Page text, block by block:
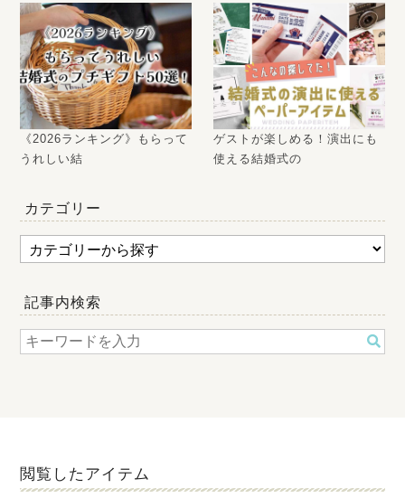
《2026ランキング》もらって
うれしい結
ゲストが楽しめる！演出にも
使える結婚式の
カテゴリー
記事内検索
閲覧したアイテム